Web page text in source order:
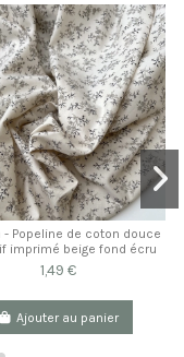
- Popeline de coton douce
imprimé beige fond écru
1,49 €
Ajouter au panier